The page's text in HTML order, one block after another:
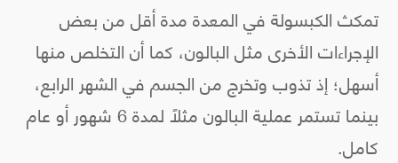
تمكث الكبسولة في المعدة مدة أقل من بعض
الإجراءات الأخرى مثل البالون، كما أن التخلص منها
أسهل؛ إذ تذوب وتخرج من الجسم في الشهر الرابع،
بينما تستمر عملية البالون مثلًا لمدة 6 شهور أو عام
كامل.